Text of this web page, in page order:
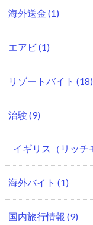
海外送金 (1)
エアビ(1)
リゾートバイト (18)
治験 (9)
イギリス（リッチ
海外バイト (1)
国内旅行情報 (9)